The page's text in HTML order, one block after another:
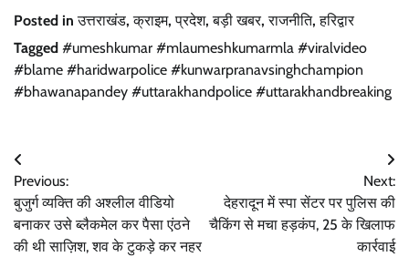
Posted inउत्तराखंड,क्राइम,प्रदेश,बड़ी खबर,राजनीति,हरिद्वार
Tagged #umeshkumar #mlaumeshkumarmla #viralvideo
#blame #haridwarpolice #kunwarpranavsinghchampion
#bhawanapandey #uttarakhandpolice #uttarakhandbreaking
Post
navigation
Previous:
बुजुर्ग व्यक्ति की अश्लील वीडियो
बनाकर उसे ब्लैकमेल कर पैसा एंठने
की थी साज़िश, शव के टुकड़े कर नहर‌
Next:
देहरादून में स्पा सेंटर पर पुलिस की
चैकिंग से मचा हड़कंप, 25 के खिलाफ
कार्रवाई